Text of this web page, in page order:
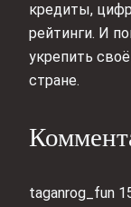
кредиты,
рейтинги. И
укрепить
стране.
taganrog_fun